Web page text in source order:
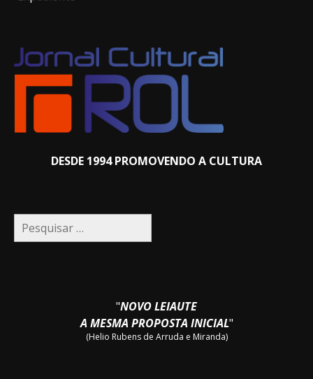
DESDE 1994 PROMOVENDO A CULTURA
Pesquisar
por:
"NOVO LEIAUTE
A MESMA PROPOSTA INICIAL"
(Helio Rubens de Arruda e Miranda)